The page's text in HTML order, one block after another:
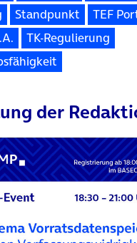
Standpunkt
TEF
TK-Regulierung
der